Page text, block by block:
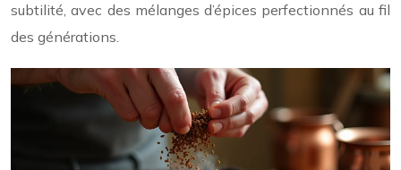
subtilité, avec des mélanges d’épices perfectionnés au fil
des générations.